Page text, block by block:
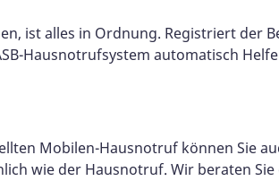
ist alles in Ordnung. Registriert
Hausnotrufsystem automatisch
Mobilen-Hausnotruf können Sie
wie der Hausnotruf. Wir beraten Sie